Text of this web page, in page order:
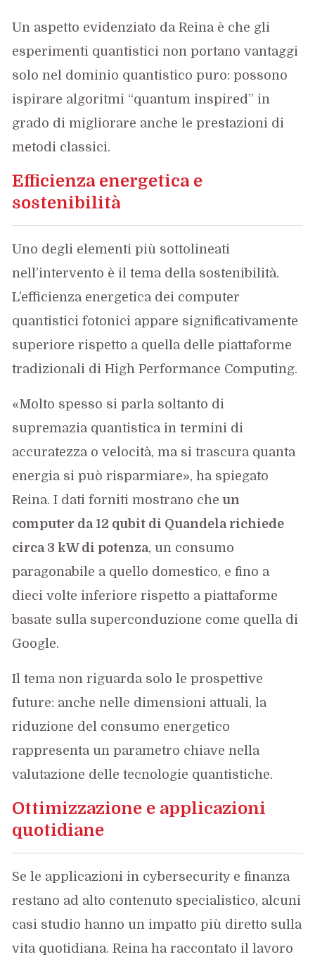
Un aspetto evidenziato da Reina è che gli
esperimenti quantistici non portano vantaggi
solo nel dominio quantistico puro: possono
ispirare algoritmi “quantum inspired” in
grado di migliorare anche le prestazioni di
metodi classici.
Efficienza energetica e
sostenibilità
Uno degli elementi più sottolineati
nell’intervento è il tema della sostenibilità.
L’efficienza energetica dei computer
quantistici fotonici appare significativamente
superiore rispetto a quella delle piattaforme
tradizionali di High Performance Computing.
«Molto spesso si parla soltanto di
supremazia quantistica in termini di
accuratezza o velocità, ma si trascura quanta
energia si può risparmiare», ha spiegato
Reina. I dati forniti mostrano che un
computer da 12 qubit di Quandela richiede
circa 3 kW di potenza, un consumo
paragonabile a quello domestico, e fino a
dieci volte inferiore rispetto a piattaforme
basate sulla superconduzione come quella di
Google.
Il tema non riguarda solo le prospettive
future: anche nelle dimensioni attuali, la
riduzione del consumo energetico
rappresenta un parametro chiave nella
valutazione delle tecnologie quantistiche.
Ottimizzazione e applicazioni
quotidiane
Se le applicazioni in cybersecurity e finanza
restano ad alto contenuto specialistico, alcuni
casi studio hanno un impatto più diretto sulla
vita quotidiana. Reina ha raccontato il lavoro